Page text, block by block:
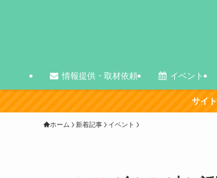
情報提供・取材依頼 イベント
サイト再構築の影響で、古い
ホーム 新着記事 イベント